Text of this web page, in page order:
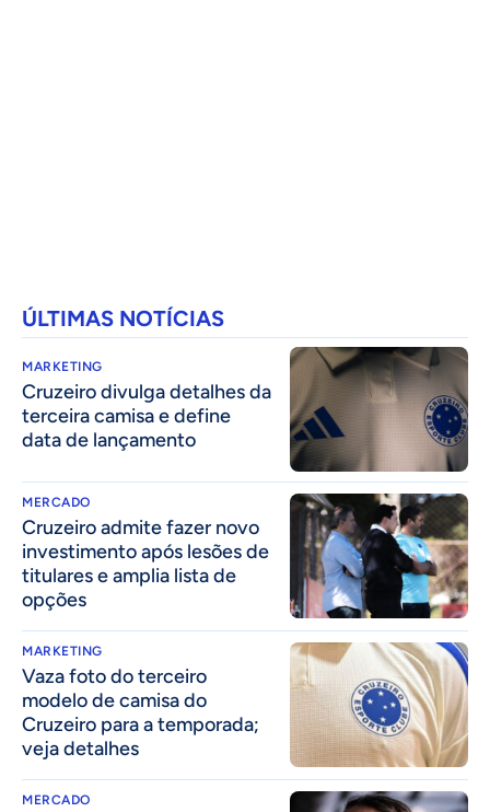
ÚLTIMAS NOTÍCIAS
MARKETING
Cruzeiro divulga detalhes da
terceira camisa e define
data de lançamento
MERCADO
Cruzeiro admite fazer novo
investimento após lesões de
titulares e amplia lista de
opções
MARKETING
Vaza foto do terceiro
modelo de camisa do
Cruzeiro para a temporada;
veja detalhes
MERCADO